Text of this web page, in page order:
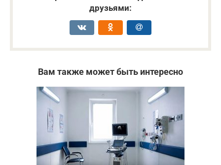
друзьями:
Вам также может быть интересно